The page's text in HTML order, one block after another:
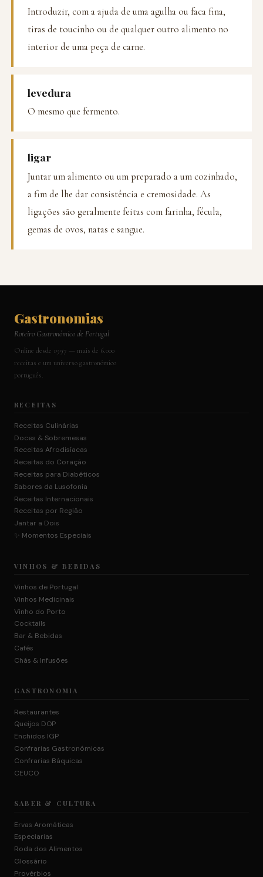
Introduzir, com a ajuda de uma agulha ou faca fina,
tiras de toucinho ou de qualquer outro alimento no
interior de uma peça de carne.
levedura
O mesmo que fermento.
ligar
Juntar um alimento ou um preparado a um cozinhado,
a fim de lhe dar consistência e cremosidade. As
ligações são geralmente feitas com farinha, fécula,
gemas de ovos, natas e sangue.
Gastronomias
Roteiro Gastronómico de Portugal
Online desde 1997 — mais de 6.000
receitas e um universo gastronómico
português.
RECEITAS
Receitas Culinárias
Doces & Sobremesas
Receitas Afrodisíacas
Receitas do Coração
Receitas para Diabéticos
Sabores da Lusofonia
Receitas Internacionais
Receitas por Região
Jantar a Dois
✨ Momentos Especiais
VINHOS & BEBIDAS
Vinhos de Portugal
Vinhos Medicinais
Vinho do Porto
Cocktails
Bar & Bebidas
Cafés
Chás & Infusões
GASTRONOMIA
Restaurantes
Queijos DOP
Enchidos IGP
Confrarias Gastronómicas
Confrarias Báquicas
CEUCO
SABER & CULTURA
Ervas Aromáticas
Especiarias
Roda dos Alimentos
Glossário
Provérbios